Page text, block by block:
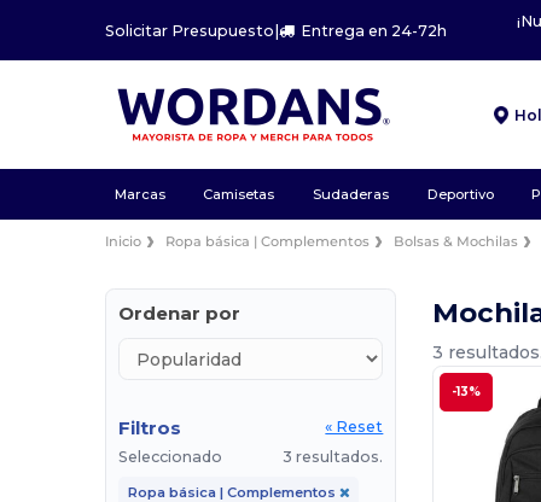
Solicitar Presupuesto| Entrega en 24-72h
Marcas Camisetas Sudaderas Deportivo
Inicio Ropa básica | Complementos Bolsas & Mochilas
Ordenar por
Filtros
« Reset
Seleccionado
3 resultados.
Ropa básica | Complementos
3 resultados.
-13%